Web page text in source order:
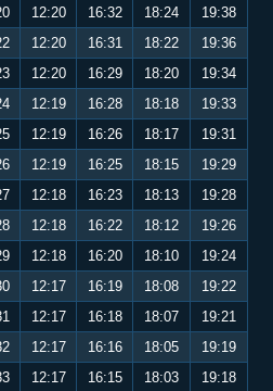
12:20 16:32 18:24
19:38
12:20 16:31 18:22
19:36
12:20 16:29 18:20
19:34
12:19 16:28 18:18
19:33
12:19 16:26 18:17
19:31
12:19 16:25 18:15
19:29
12:18 16:23 18:13
19:28
12:18 16:22 18:12
19:26
12:18 16:20 18:10
19:24
12:17 16:19 18:08
19:22
12:17 16:18 18:07
19:21
12:17 16:16 18:05
19:19
12:17 16:15 18:03
19:18